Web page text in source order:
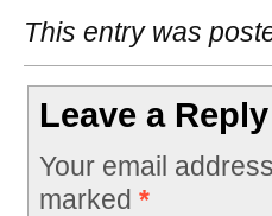
This entry was
Leave a Reply
Your email
marked *